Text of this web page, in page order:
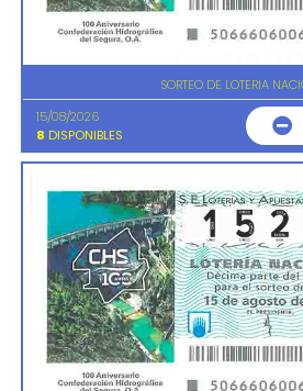
SORTEO DE LOTERIA
15/08/2026
8 DISPONIBLES